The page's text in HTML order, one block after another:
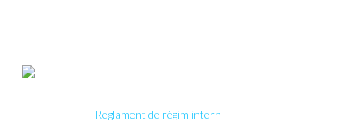
Reglament de règim intern